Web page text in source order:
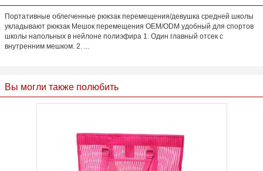
Портативные облегченные рюкзак перемещения/девушка средней школы
укладывают рюкзак Мешок перемещения OEM/ODM удобный для спортов
школы напольных в нейлоне полиэфира 1. Один главный отсек с
внутренним мешком. 2. ...
Вы могли также полюбить